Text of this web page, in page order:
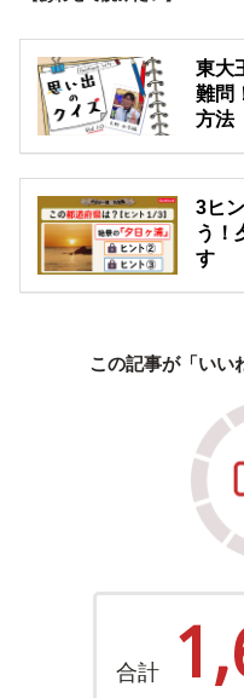
東大
難問
方法
3ヒ
う！
す
この記事が「いい
合計